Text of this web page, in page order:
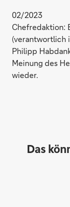
02/2023
Chefredaktion:
(verantwortlich
Philipp
Meinung des
wieder.
Das